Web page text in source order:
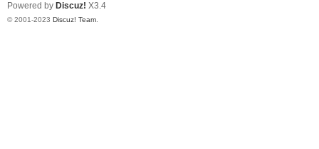
Powered by Discuz! X3.4
© 2001-2023 Discuz! Team